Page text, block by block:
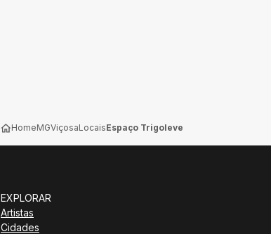
HomeMGViçosaLocaisEspaço Trigoleve
EXPLORAR
Artistas
Cidades